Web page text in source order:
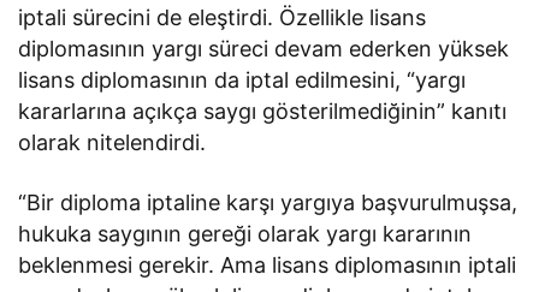
iptali sürecini de eleştirdi. Özellikle lisans
diplomasının yargı süreci devam ederken yüksek
lisans diplomasının da iptal edilmesini, “yargı
kararlarına açıkça saygı gösterilmediğinin” kanıtı
olarak nitelendirdi.
“Bir diploma iptaline karşı yargıya başvurulmuşsa,
hukuka saygının gereği olarak yargı kararının
beklenmesi gerekir. Ama lisans diplomasının iptali